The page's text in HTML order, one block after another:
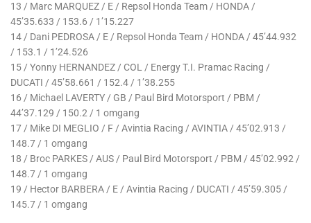
13 / Marc MARQUEZ / E / Repsol Honda Team / HONDA /
45’35.633 / 153.6 / 1’15.227
14 / Dani PEDROSA / E / Repsol Honda Team / HONDA / 45’44.932
/ 153.1 / 1’24.526
15 / Yonny HERNANDEZ / COL / Energy T.I. Pramac Racing /
DUCATI / 45’58.661 / 152.4 / 1’38.255
16 / Michael LAVERTY / GB / Paul Bird Motorsport / PBM /
44’37.129 / 150.2 / 1 omgang
17 / Mike DI MEGLIO / F / Avintia Racing / AVINTIA / 45’02.913 /
148.7 / 1 omgang
18 / Broc PARKES / AUS / Paul Bird Motorsport / PBM / 45’02.992 /
148.7 / 1 omgang
19 / Hector BARBERA / E / Avintia Racing / DUCATI / 45’59.305 /
145.7 / 1 omgang